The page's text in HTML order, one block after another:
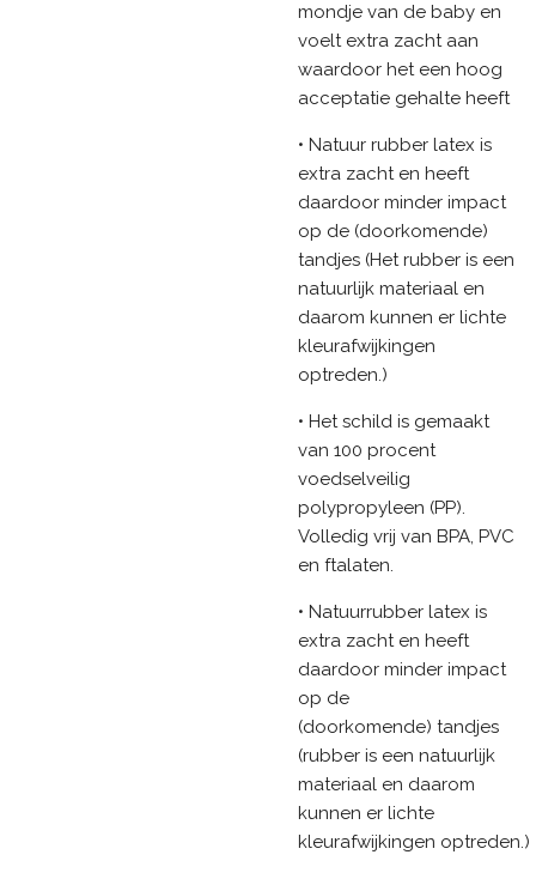
mondje van de baby en
voelt extra zacht aan
waardoor het een hoog
acceptatie gehalte heeft
• Natuur rubber latex is
extra zacht en heeft
daardoor minder impact
op de (doorkomende)
tandjes (Het rubber is een
natuurlijk materiaal en
daarom kunnen er lichte
kleurafwijkingen
optreden.)
• Het schild is gemaakt
van 100 procent
voedselveilig
polypropyleen (PP).
Volledig vrij van BPA, PVC
en ftalaten.
• Natuurrubber latex is
extra zacht en heeft
daardoor minder impact
op de
(doorkomende) tandjes
(rubber is een natuurlijk
materiaal en daarom
kunnen er lichte
kleurafwijkingen optreden.)